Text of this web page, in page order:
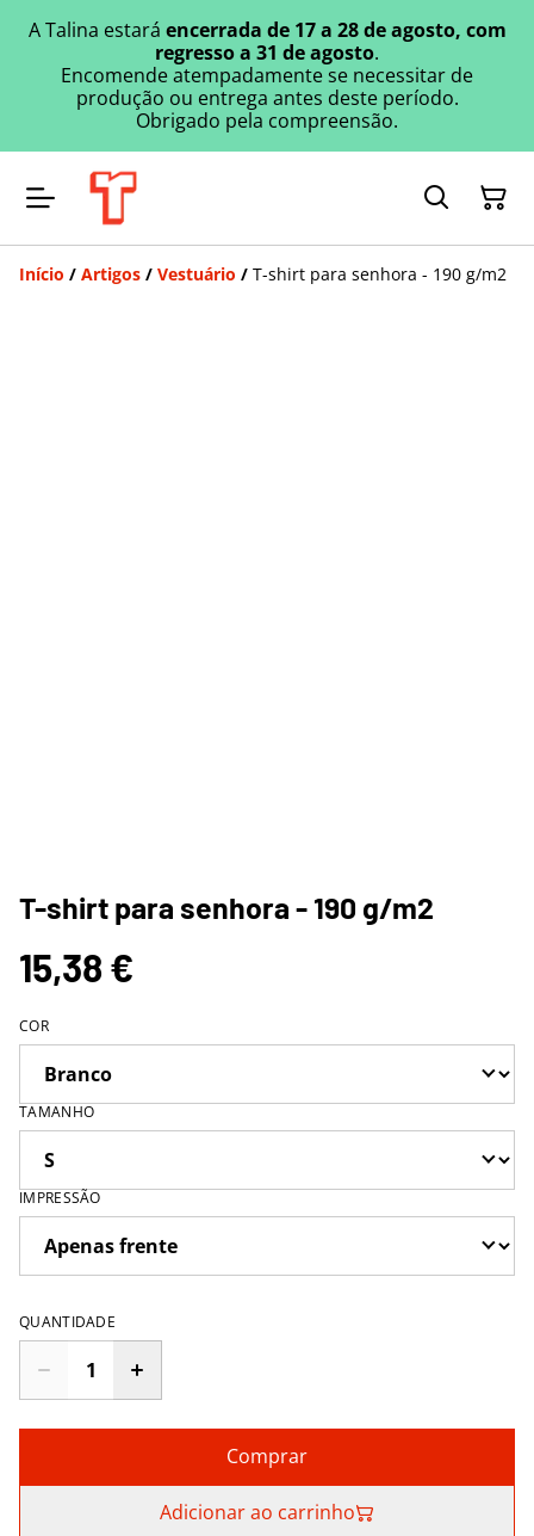
A Talina estará encerrada de 17 a 28 de agosto, com
regresso a 31 de agosto.
Encomende atempadamente se necessitar de
produção ou entrega antes deste período.
Obrigado pela compreensão.
Início / Artigos / Vestuário / T-shirt para senhora - 190 g/m2
T-shirt para senhora - 190 g/m2
15,38 €
COR
TAMANHO
IMPRESSÃO
QUANTIDADE
Comprar
Adicionar ao carrinho